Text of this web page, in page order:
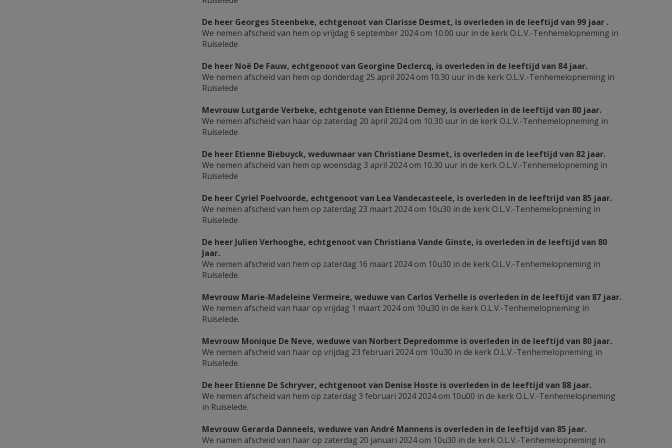
De heer Georges Steenbeke, echtgenoot van Clarisse Desmet, is overleden in de leeftijd van 99 jaar .
We nemen afscheid van hem op vrijdag 6 september 2024 om 10.00 uur in de kerk O.L.V.-Tenhemelopneming in
Ruiselede
De heer Noë De Fauw, echtgenoot van Georgine Declercq, is overleden in de leeftijd van 84 jaar.
We nemen afscheid van hem op donderdag 25 april 2024 om 10.30 uur in de kerk O.L.V.-Tenhemelopneming in
Ruiselede
Mevrouw Lutgarde Verbeke, echtgenote van Etienne Demey, is overleden in de leeftijd van 80 jaar.
We nemen afscheid van haar op zaterdag 20 april 2024 om 10.30 uur in de kerk O.L.V.-Tenhemelopneming in
Ruiselede
De heer Etienne Biebuyck, weduwnaar van Christiane Desmet, is overleden in de leeftijd van 82 jaar.
We nemen afscheid van hem op woensdag 3 april 2024 om 10.30 uur in de kerk O.L.V.-Tenhemelopneming in
Ruiselede
De heer Cyriel Poelvoorde, echtgenoot van Lea Vandecasteele, is overleden in de leeftrijd van 85 jaar.
We nemen afscheid van hem op zaterdag 23 maart 2024 om 10u30 in de kerk O.L.V.-Tenhemelopneming in
Ruiselede
De heer Julien Verhooghe, echtgenoot van Christiana Vande Ginste, is overleden in de leeftijd van 80
Jaar.
We nemen afscheid van hem op zaterdag 16 maart 2024 om 10u30 in de kerk O.L.V.-Tenhemelopneming in
Ruiselede.
Mevrouw Marie-Madeleine Vermeire, weduwe van Carlos Verhelle is overleden in de leeftijd van 87 jaar.
We nemen afscheid van haar op vrijdag 1 maart 2024 om 10u30 in de kerk O.L.V.-Tenhemelopneming in
Ruiselede.
Mevrouw Monique De Neve, weduwe van Norbert Depredomme is overleden in de leeftijd van 80 jaar.
We nemen afscheid van haar op vrijdag 23 februari 2024 om 10u30 in de kerk O.L.V.-Tenhemelopneming in
Ruiselede.
De heer Etienne De Schryver, echtgenoot van Denise Hoste is overleden in de leeftijd van 88 jaar.
We nemen afscheid van hem op zaterdag 3 februari 2024 2024 om 10u00 in de kerk O.L.V.-Tenhemelopneming
in Ruiselede.
Mevrouw Gerarda Danneels, weduwe van André Mannens is overleden in de leeftijd van 85 jaar.
We namen afscheid van haar op zaterdag 20 januari 2024 om 10u30 in de kerk O.L.V.-Tenhemelopneming in